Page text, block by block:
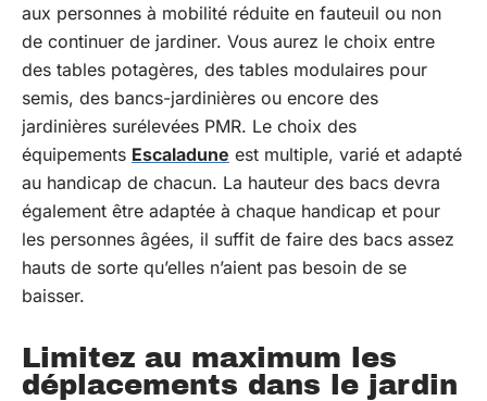
aux personnes à mobilité réduite en fauteuil ou non
de continuer de jardiner. Vous aurez le choix entre
des tables potagères, des tables modulaires pour
semis, des bancs-jardinières ou encore des
jardinières surélevées PMR. Le choix des
équipements Escaladune est multiple, varié et adapté
au handicap de chacun. La hauteur des bacs devra
également être adaptée à chaque handicap et pour
les personnes âgées, il suffit de faire des bacs assez
hauts de sorte qu’elles n’aient pas besoin de se
baisser.
Limitez au maximum les
déplacements dans le jardin